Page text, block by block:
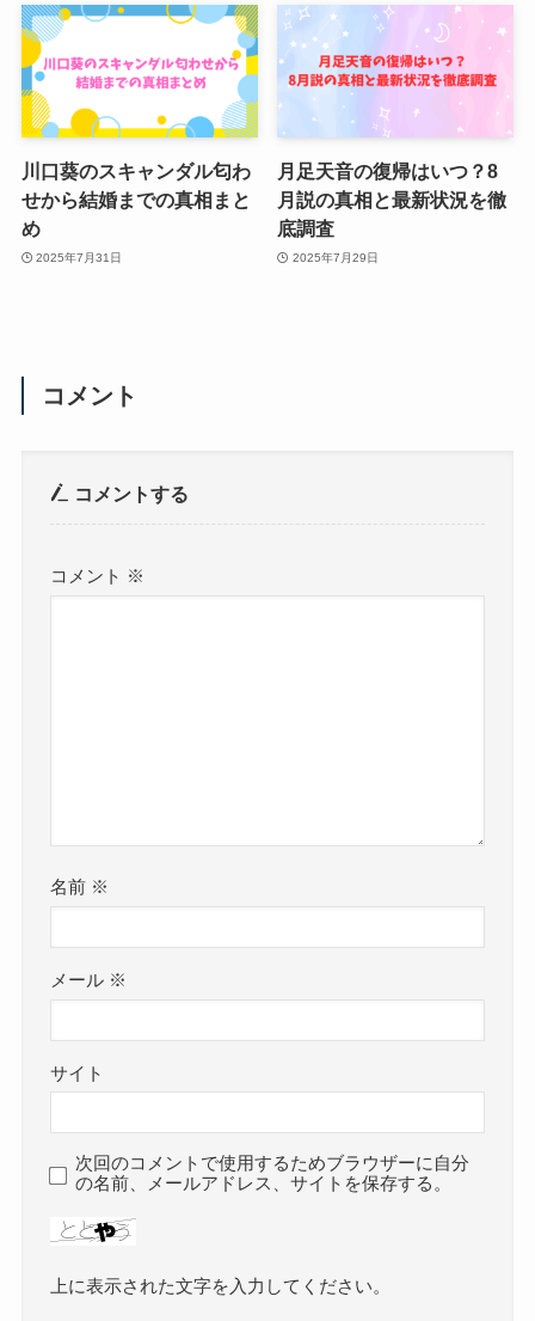
川口葵のスキャンダル匂わ
せから結婚までの真相まと
め
2025年7月31日
月足天音の復帰はいつ？8
月説の真相と最新状況を徹
底調査
2025年7月29日
コメント
コメントする
コメント ※
名前 ※
メール ※
サイト
次回のコメントで使用するためブラウザーに自分
の名前、メールアドレス、サイトを保存する。
上に表示された文字を入力してください。